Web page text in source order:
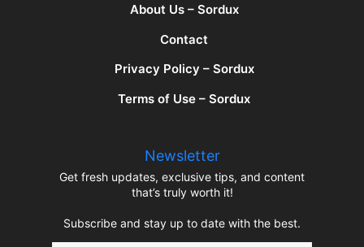
About Us – Sordux
Contact
Privacy Policy – Sordux
Terms of Use – Sordux
Newsletter
Get fresh updates, exclusive tips, and content
that’s truly worth it!
Subscribe and stay up to date with the best.